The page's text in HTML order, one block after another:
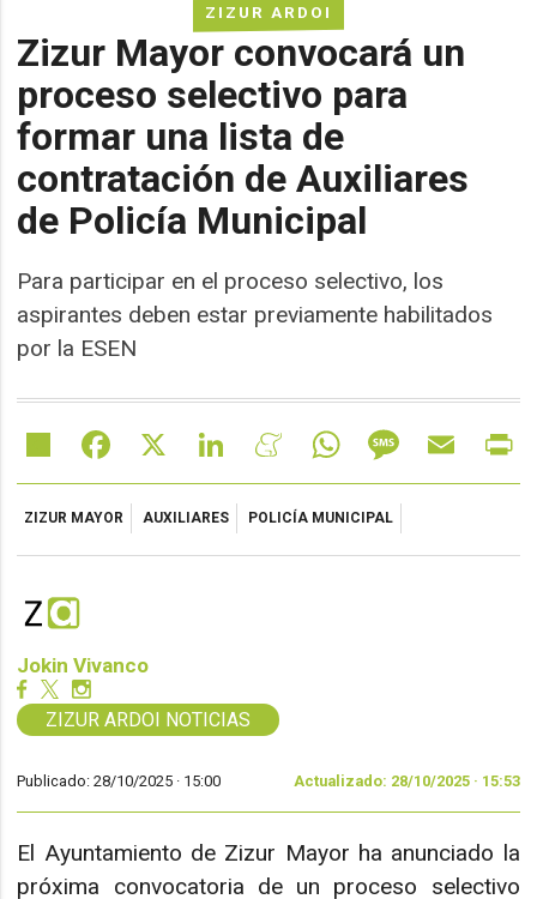
ZIZUR ARDOI
Zizur Mayor convocará un
proceso selectivo para
formar una lista de
contratación de Auxiliares
de Policía Municipal
Para participar en el proceso selectivo, los
aspirantes deben estar previamente habilitados
por la ESEN
Share Facebook LinkedIn MeneameWhatsAppMessageEmail
ZIZUR MAYOR AUXILIARES POLICÍA MUNICIPAL
Jokin Vivanco
ZIZUR ARDOI NOTICIAS
Publicado: 28/10/2025 · 15:00 Actualizado: 28/10/2025 · 15:53
El Ayuntamiento de Zizur Mayor ha anunciado la
próxima convocatoria de un proceso selectivo